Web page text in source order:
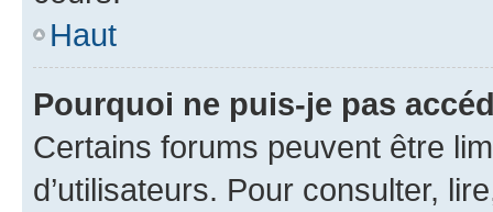
Haut
Pourquoi ne puis-je pas
Certains forums peuvent être
d’utilisateurs. Pour consulter,